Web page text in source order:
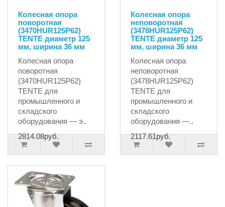
Колесная опора
поворотная
(3470HUR125P62)
TENTE диаметр 125
мм, ширина 36 мм
Колесная опора
поворотная
(3470HUR125P62)
TENTE для
промышленного и
складского
оборудования — э..
2814.08руб.
Колесная опора
неповоротная
(3478HUR125P62)
TENTE диаметр 125
мм, ширина 36 мм
Колесная опора
неповоротная
(3478HUR125P62)
TENTE для
промышленного и
складского
оборудования —..
2117.61руб.